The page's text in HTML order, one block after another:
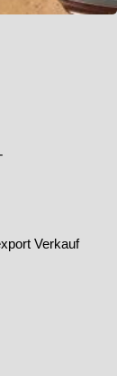
Verkauf